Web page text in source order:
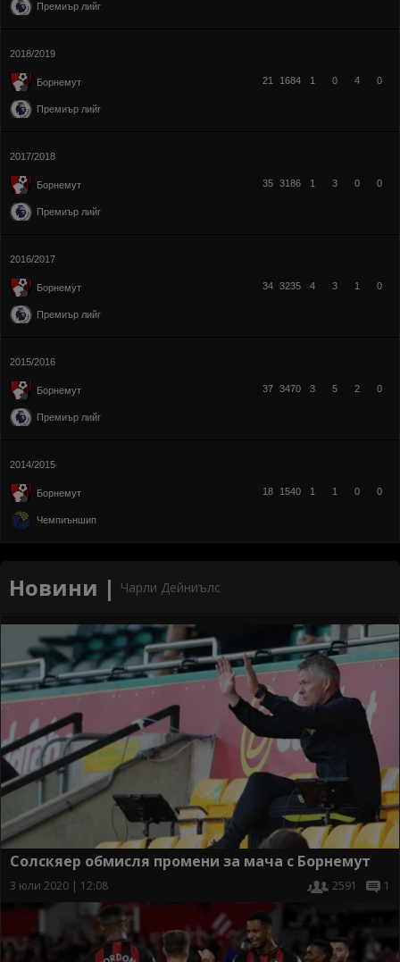
Премиър лийг
2018/2019
Борнемут
Премиър лийг
21 1684 1 0 4 0
2017/2018
Борнемут
Премиър лийг
35 3186 1 3 0 0
2016/2017
Борнемут
Премиър лийг
34 3235 4 3 1 0
2015/2016
Борнемут
Премиър лийг
37 3470 3 5 2 0
2014/2015
Борнемут
Чемпиъншип
18 1540 1 1 0 0
Новини | Чарли Дейниълс
Солскяер обмисля промени за мача с Борнемут
3 юли 2020 | 12:08 2591 1